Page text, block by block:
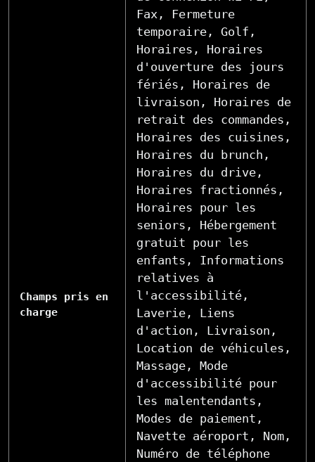
Champs pris en
charge
Fax, Fermeture
temporaire, Golf,
Horaires, Horaires
d'ouverture des jours
fériés, Horaires de
livraison, Horaires de
retrait des commandes,
Horaires des cuisines,
Horaires du brunch,
Horaires du drive,
Horaires fractionnés,
Horaires pour les
seniors, Hébergement
gratuit pour les
enfants, Informations
relatives à
l'accessibilité,
Laverie, Liens
d'action, Livraison,
Location de véhicules,
Massage, Mode
d'accessibilité pour
les malentendants,
Modes de paiement,
Navette aéroport, Nom,
Numéro de téléphone